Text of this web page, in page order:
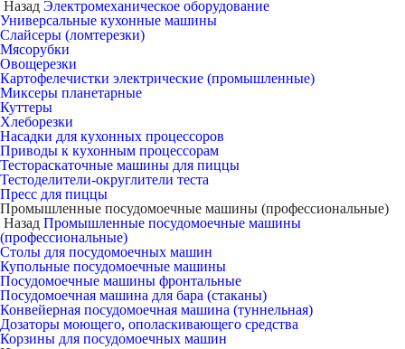
Назад Электромеханическое оборудование
Универсальные кухонные машины
Слайсеры (ломтерезки)
Мясорубки
Овощерезки
Картофелечистки электрические (промышленные)
Миксеры планетарные
Куттеры
Хлеборезки
Насадки для кухонных процессоров
Приводы к кухонным процессорам
Тестораскаточные машины для пиццы
Тестоделители-округлители теста
Пресс для пиццы
Промышленные посудомоечные машины (профессиональные)
Назад Промышленные посудомоечные машины
(профессиональные)
Столы для посудомоечных машин
Купольные посудомоечные машины
Посудомоечные машины фронтальные
Посудомоечная машина для бара (стаканы)
Конвейерная посудомоечная машина (туннельная)
Дозаторы моющего, ополаскивающего средства
Корзины для посудомоечных машин